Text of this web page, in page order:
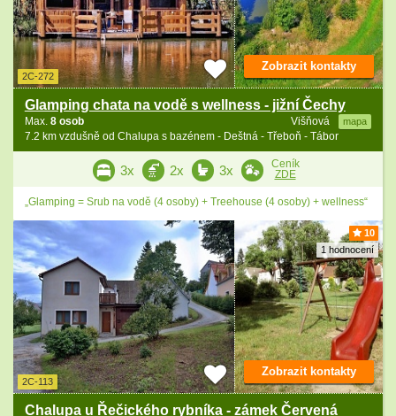
2C-272
Glamping chata na vodě s wellness - jižní Čechy
Višňová mapa
Max. 8 osob
7.2 km vzdušně od Chalupa s bazénem - Deštná - Třeboň - Tábor
Zobrazit kontakty
3x 2x 3x
Ceník
ZDE
„Glamping = Srub na vodě (4 osoby) + Treehouse (4 osoby) + wellness“
10
1 hodnocení
2C-113
Chalupa u Řečického rybníka - zámek Červená
Zobrazit kontakty